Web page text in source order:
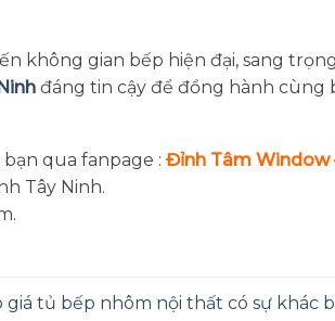
không gian bếp hiện đại, sang
đáng tin cậy để đồng hành cùng
qua fanpage :Đỉnh Tâm Window
Tây Ninh.
giá tủ bếp nhôm nội thất có sự khác